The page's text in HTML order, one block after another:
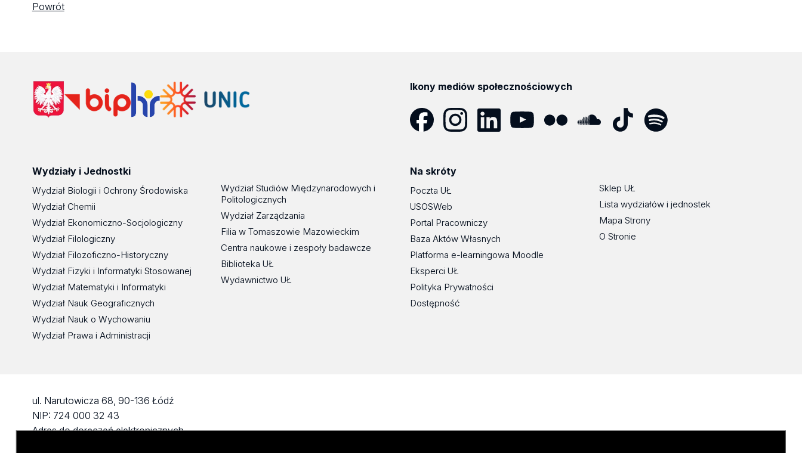
Powrót
Ikony mediów społecznościowych
Wydziały i Jednostki
Wydział Biologii i Ochrony Środowiska
Wydział Chemii
Wydział Ekonomiczno-Socjologiczny
Wydział Filologiczny
Wydział Filozoficzno-Historyczny
Wydział Fizyki i Informatyki Stosowanej
Wydział Matematyki i Informatyki
Wydział Nauk Geograficznych
Wydział Nauk o Wychowaniu
Wydział Prawa i Administracji
Wydział Studiów Międzynarodowych i
Politologicznych
Wydział Zarządzania
Filia w Tomaszowie Mazowieckim
Centra naukowe i zespoły badawcze
Biblioteka UŁ
Wydawnictwo UŁ
Na skróty
Poczta UŁ
USOSWeb
Portal Pracowniczy
Baza Aktów Własnych
Platforma e-learningowa Moodle
Eksperci UŁ
Polityka Prywatności
Dostępność
Sklep UŁ
Lista wydziałów i jednostek
Mapa Strony
O Stronie
ul. Narutowicza 68, 90-136 Łódź
NIP: 724 000 32 43
Adres do doręczeń elektronicznych